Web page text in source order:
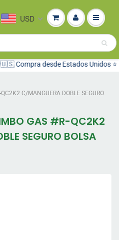
USD
Compra desde Estados Unidos ⭐
C/MANGUERA DOBLE SEGURO
GAS #R-QC2K2
SEGURO BOLSA